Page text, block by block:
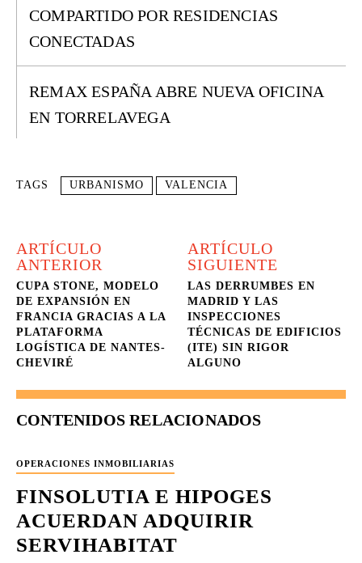
COMPARTIDO POR RESIDENCIAS
CONECTADAS
REMAX ESPAÑA ABRE NUEVA OFICINA
EN TORRELAVEGA
TAGS URBANISMO VALENCIA
ARTÍCULO
ANTERIOR
CUPA STONE, MODELO
DE EXPANSIÓN EN
FRANCIA GRACIAS A LA
PLATAFORMA
LOGÍSTICA DE NANTES-
CHEVIRÉ
ARTÍCULO
SIGUIENTE
LAS DERRUMBES EN
MADRID Y LAS
INSPECCIONES
TÉCNICAS DE EDIFICIOS
(ITE) SIN RIGOR
ALGUNO
CONTENIDOS RELACIONADOS
OPERACIONES INMOBILIARIAS
FINSOLUTIA E HIPOGES
ACUERDAN ADQUIRIR
SERVIHABITAT